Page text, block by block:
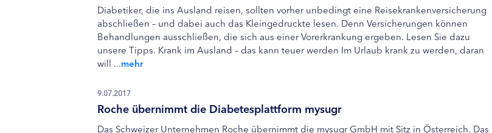
Diabetiker, die ins Ausland reisen, sollten vorher unbedingt eine Reisekrankenversicherung
abschließen – und dabei auch das Kleingedruckte lesen. Denn Versicherungen können
Behandlungen ausschließen, die sich aus einer Vorerkrankung ergeben. Lesen Sie dazu
unsere Tipps. Krank im Ausland – das kann teuer werden Im Urlaub krank zu werden, daran
will ...mehr
9.07.2017
Roche übernimmt die Diabetesplattform mysugr
Das Schweizer Unternehmen Roche übernimmt die mysugr GmbH mit Sitz in Österreich. Das